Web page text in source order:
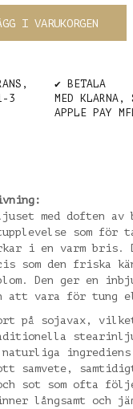
I VARUKORGEN
3
✔️ BETALA
MED KLARNA,
APPLE PAY
med doften av
som för
i en varm bris.
som den friska
Den ger en
att vara för tung
på sojavax,
naturliga
samvete,
sot som ofta
långsamt och